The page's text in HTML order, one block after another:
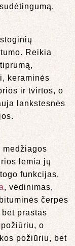
Reikia
keraminės
ir tvirtos, o
lankstesnės
lemia jų
funkcijas,
, vėdinimas,
čerpės
prastas
o
požiūriu, bet